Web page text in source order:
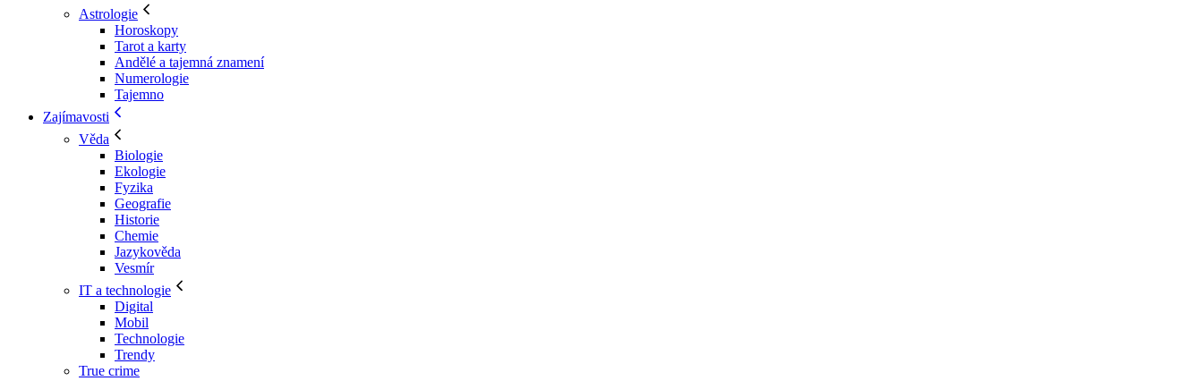
Astrologie
Horoskopy
Tarot a karty
Andělé a tajemná znamení
Numerologie
Tajemno
Zajímavosti
Věda
Biologie
Ekologie
Fyzika
Geografie
Historie
Chemie
Jazykověda
Vesmír
IT a technologie
Digital
Mobil
Technologie
Trendy
True crime